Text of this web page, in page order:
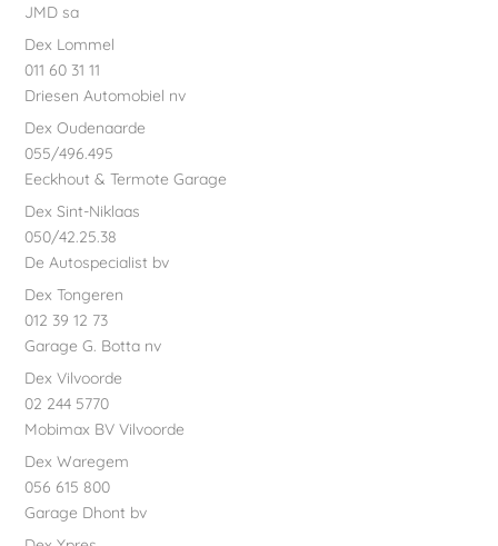
JMD sa
Dex Lommel
011 60 31 11
Driesen Automobiel nv
Dex Oudenaarde
055/496.495
Eeckhout & Termote Garage
Dex Sint-Niklaas
050/42.25.38
De Autospecialist bv
Dex Tongeren
012 39 12 73
Garage G. Botta nv
Dex Vilvoorde
02 244 5770
Mobimax BV Vilvoorde
Dex Waregem
056 615 800
Garage Dhont bv